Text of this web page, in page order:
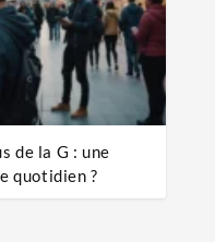
de la G : une
quotidien ?